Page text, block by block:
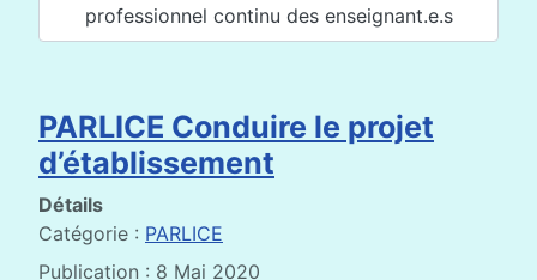
professionnel continu des enseignant.e.s
PARLICE Conduire le projet
d’établissement
Détails
Catégorie : PARLICE
Publication : 8 Mai 2020